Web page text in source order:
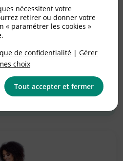
professionnel vous
?
signalement
nécessitent votre
retirer ou donner votre
« paramétrer les cookies »
de confidentialité | Gérer
choix
Tout accepter et fermer